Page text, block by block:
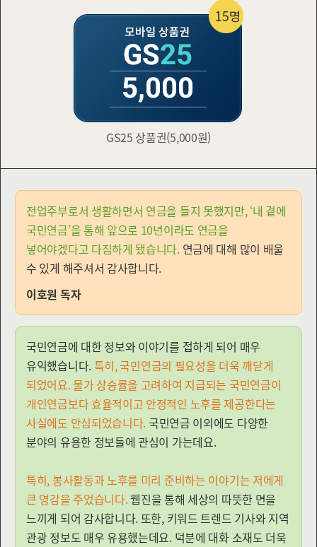
GS25 상품권(5,000원)
전업주부로서 생활하면서 연금을 들지 못했지만, ‘내 곁에
국민연금’을 통해 앞으로 10년이라도 연금을
넣어야겠다고 다짐하게 됐습니다. 연금에 대해 많이 배울
수 있게 해주셔서 감사합니다.
이호원 독자
국민연금에 대한 정보와 이야기를 접하게 되어 매우
유익했습니다.특히, 국민연금의 필요성을 더욱 깨닫게
되었어요. 물가 상승률을 고려하여 지급되는 국민연금이
개인연금보다 효율적이고 안정적인 노후를 제공한다는
사실에도 안심되었습니다. 국민연금 이외에도 다양한
분야의 유용한 정보들에 관심이 가는데요.
특히, 봉사활동과 노후를 미리 준비하는 이야기는 저에게
큰 영감을 주었습니다.웹진을 통해 세상의 따뜻한 면을
느끼게 되어 감사합니다. 또한, 키워드 트렌드 기사와 지역
관광 정보도 매우 유용했는데요. 덕분에 대화 소재도 더욱